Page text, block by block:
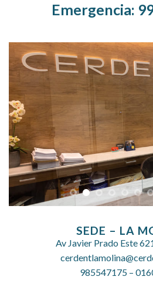
Emergencia:
SEDE – LA
Av Javier Prado Este
985547175 –